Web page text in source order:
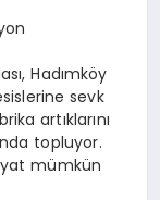
Hadımköy
sevk
artıklarını
topluyor.
mümkün